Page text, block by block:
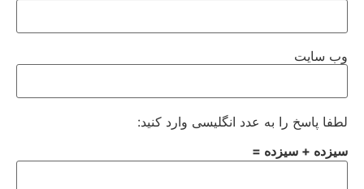
وب‌ سایت
لطفا پاسخ را به عدد انگلیسی وارد کنید:
سیزده + سیزده =